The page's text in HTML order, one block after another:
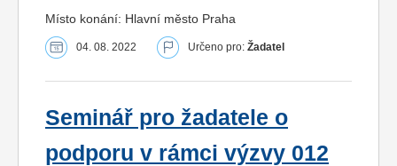
Místo konání: Hlavní město Praha
04. 08. 2022 Určeno pro: Žadatel
Seminář pro žadatele o
podporu v rámci výzvy 012